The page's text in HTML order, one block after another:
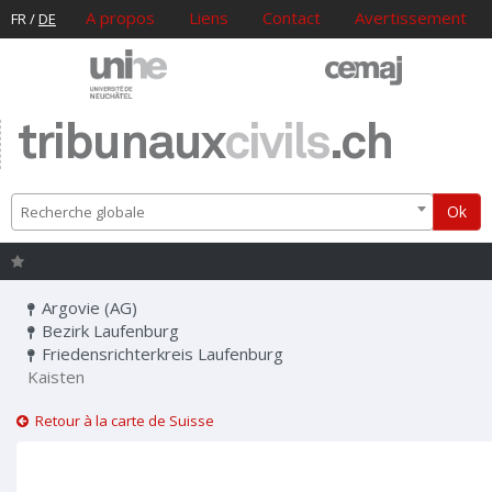
FR/DE A propos Liens Contact Avertissement
tribunauxcivils.ch
Recherche globale Ok
Argovie (AG)
Bezirk Laufenburg
Friedensrichterkreis Laufenburg
Kaisten
Retour à la carte de Suisse